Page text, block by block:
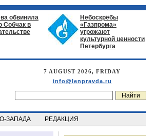
обвинила
Собчак в
Небоскрёбы
«Газпрома»
угрожают
культурной ценности
Петербурга
7 AUGUST 2026, FRIDAY
info@lenpravda.ru
ЗАПАДА РЕДАКЦИЯ